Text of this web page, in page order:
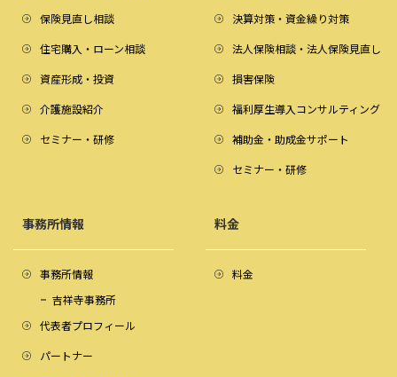
保険見直し相談
住宅購入・ローン相談
資産形成・投資
介護施設紹介
セミナー・研修
決算対策・資金繰り対策
法人保険相談・法人保険見直し
損害保険
福利厚生導入コンサルティング
補助金・助成金サポート
セミナー・研修
事務所情報
事務所情報
吉祥寺事務所
代表者プロフィール
パートナー
料金
料金